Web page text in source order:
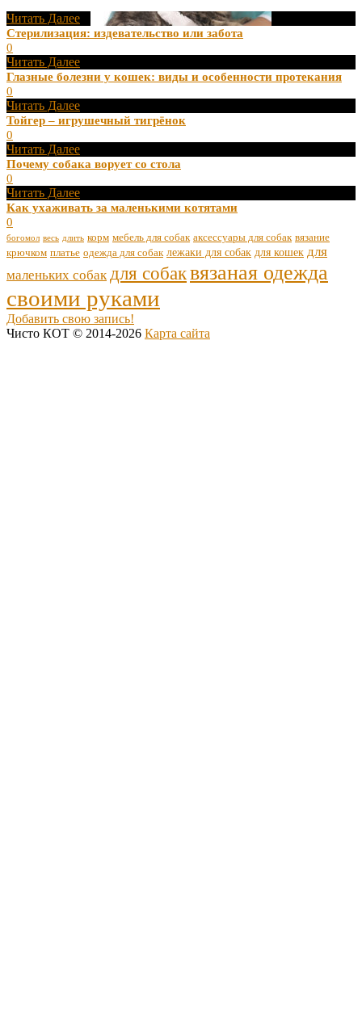
Читать Далее
Стерилизация: издевательство или забота
0
Читать Далее
Глазные болезни у кошек: виды и особенности протекания
0
Читать Далее
Тойгер – игрушечный тигрёнок
0
Читать Далее
Почему собака ворует со стола
0
Читать Далее
Как ухаживать за маленькими котятами
0
богомол весь длить корм мебель для собак аксессуары для собак вязание
крючком платье одежда для собак лежаки для собак для кошек для
маленьких собак для собаквязаная одежда
своими руками
Добавить свою запись!
Чисто КОТ © 2014-2026 Карта сайта